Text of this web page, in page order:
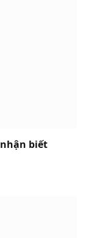
biết